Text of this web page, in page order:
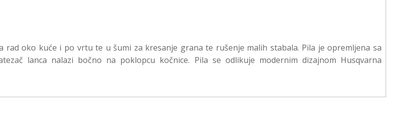
rad oko kuće i po vrtu te u šumi za kresanje grana te rušenje malih stabala. Pila je opremljena sa
lanca nalazi bočno na poklopcu kočnice. Pila se odlikuje modernim dizajnom Husqvarna